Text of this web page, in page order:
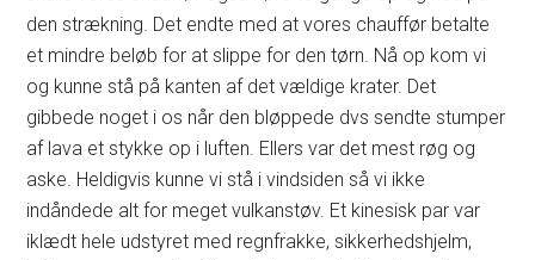
den strækning. Det endte med at vores chauffør betalte
et mindre beløb for at slippe for den tørn. Nå op kom vi
og kunne stå på kanten af det vældige krater. Det
gibbede noget i os når den bløppede dvs sendte stumper
af lava et stykke op i luften. Ellers var det mest røg og
aske. Heldigvis kunne vi stå i vindsiden så vi ikke
indåndede alt for meget vulkanstøv. Et kinesisk par var
iklædt hele udstyret med regnfrakke, sikkerhedshjelm,